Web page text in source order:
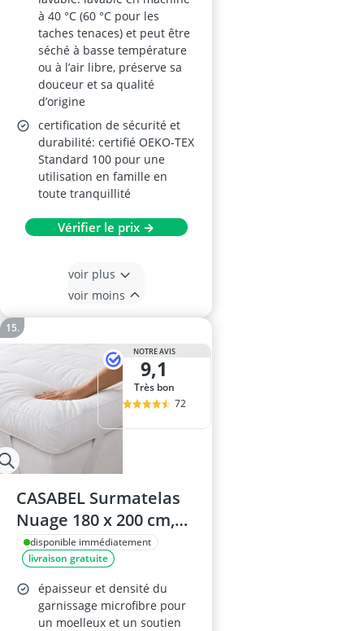
à 40 °C (60 °C pour les
taches tenaces) et peut être
séché à basse température
ou à l’air libre, préserve sa
douceur et sa qualité
d’origine
certification de sécurité et
durabilité: certifié OEKO-TEX
Standard 100 pour une
utilisation en famille en
toute tranquillité
Vérifier le prix →
voir plus
voir moins
NOTRE AVIS
9,1
Très bon
72
CASABEL Surmatelas
Nuage 180 x 200 cm,
Microfibre, Anti-
Acarien, Respirant,
pour Matelas 2 Places
(Clic Clac/BZ)
disponible immédiatement
livraison gratuite
épaisseur et densité du
garnissage microfibre pour
un moelleux et un soutien